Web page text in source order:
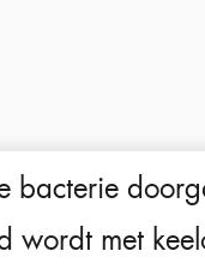
bacterie
wordt met